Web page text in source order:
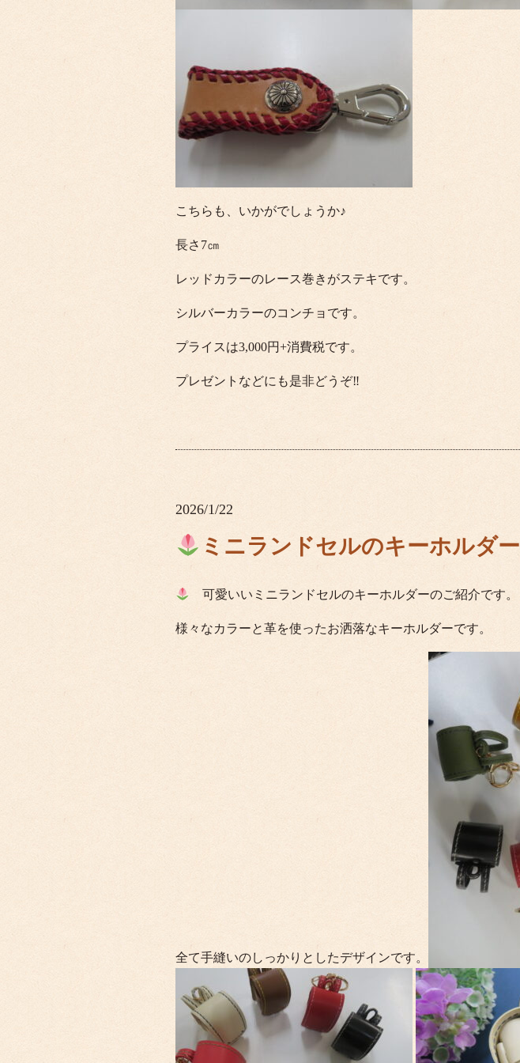
こちらも、いかがでしょうか♪
長さ7㎝
レッドカラーのレース巻きがステキです。
シルバーカラーのコンチョです。
プライスは3,000円+消費税です。
プレゼントなどにも是非どうぞ‼
2026/1/22
ミニランドセルのキーホルダー
可愛いいミニランドセルのキーホルダーのご紹介です。
様々なカラーと革を使ったお洒落なキーホルダーです。
全て手縫いのしっかりとしたデザインです。